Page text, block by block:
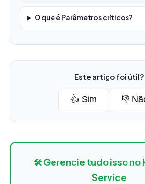
O que é Parâmetros críticos?
Este artigo foi útil?
👍 Sim 👎
🛠️ Gerencie tudo isso no
Service